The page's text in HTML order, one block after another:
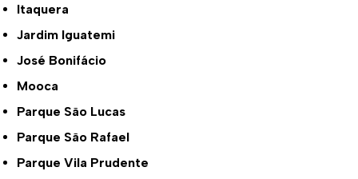
Itaquera
Jardim Iguatemi
José Bonifácio
Mooca
Parque São Lucas
Parque São Rafael
Parque Vila Prudente